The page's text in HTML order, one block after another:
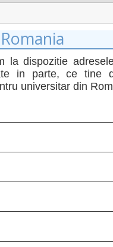
la dispozitie
in parte, ce tine
universitar din